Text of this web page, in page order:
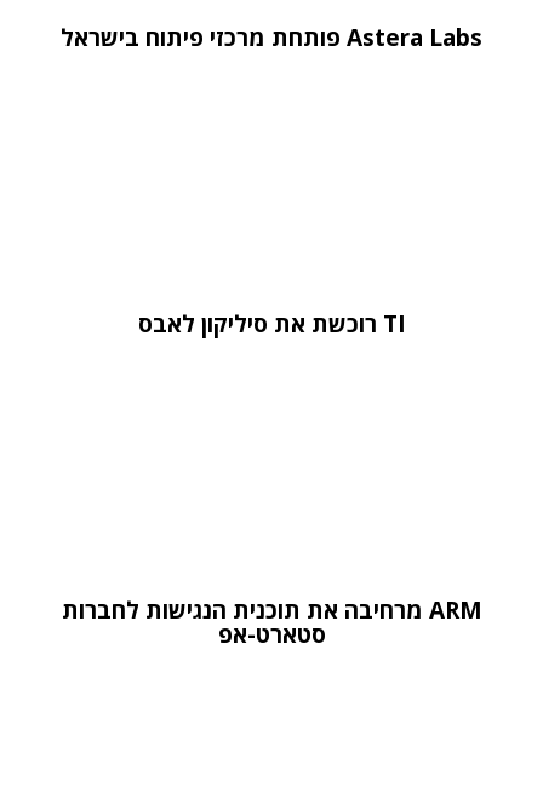
Astera Labs פותחת מרכזי פיתוח בישראל
TI רוכשת את סיליקון לאבס
ARM מרחיבה את תוכנית הנגישות לחברות
סטארט-אפ